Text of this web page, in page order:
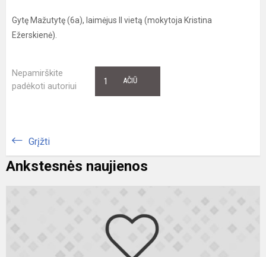
Gytę Mažutytę (6a), laimėjus II vietą (mokytoja Kristina
Ežerskienė).
Nepamirškite
padėkoti autoriui
AČIŪ
1
Grįžti
Ankstesnės naujienos